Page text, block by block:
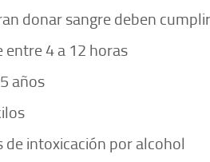
donar sangre deben
entre 4 a 12 horas
años
intoxicación por alcohol